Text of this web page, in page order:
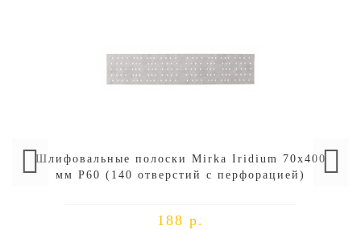
Шлифовальные полоски Mirka Iridium 70х400
мм P60 (140 отверстий с перфорацией)
188 р.